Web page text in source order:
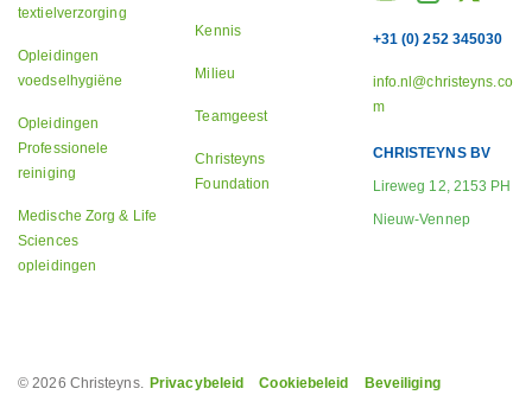
textielverzorging
Opleidingen
voedselhygiëne
Opleidingen
Professionele
reiniging
Medische Zorg & Life
Sciences
opleidingen
Kennis
Milieu
Teamgeest
Christeyns
Foundation
+31 (0) 252 345030
info.nl@christeyns.co
m
CHRISTEYNS BV
Lireweg 12, 2153 PH
Nieuw-Vennep
© 2026 Christeyns. Privacybeleid Cookiebeleid Beveiliging